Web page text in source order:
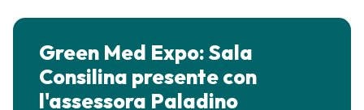
Green Med Expo: Sala
Consilina presente con
l'assessora Paladino